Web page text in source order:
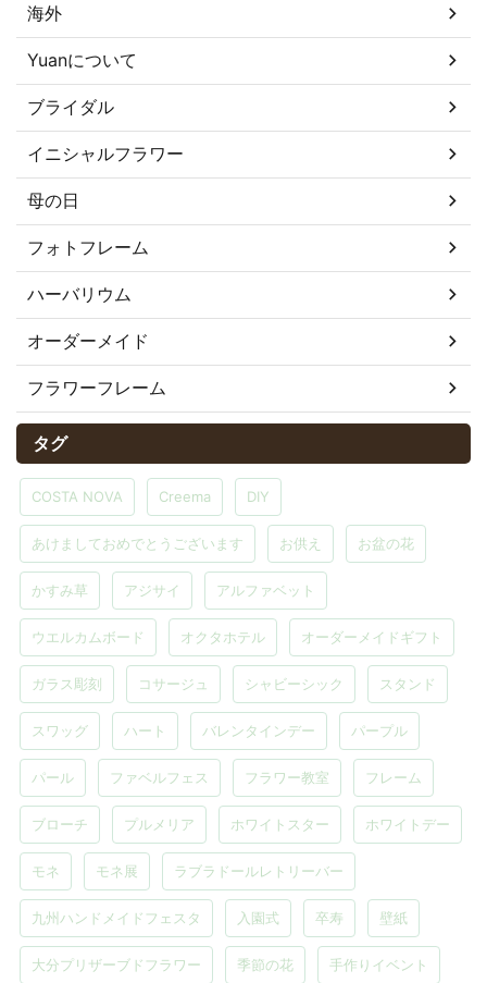
海外
Yuanについて
ブライダル
イニシャルフラワー
母の日
フォトフレーム
ハーバリウム
オーダーメイド
フラワーフレーム
タグ
COSTA NOVA Creema DIY
あけましておめでとうございます お供え お盆の花
かすみ草 アジサイ アルファベット
ウエルカムボード オクタホテル オーダーメイドギフト
ガラス彫刻 コサージュ シャビーシック スタンド
スワッグ ハート バレンタインデー パープル
パール ファベルフェス フラワー教室 フレーム
ブローチ プルメリア ホワイトスター ホワイトデー
モネ モネ展 ラブラドールレトリーバー
九州ハンドメイドフェスタ 入園式 卒寿 壁紙
大分プリザーブドフラワー 季節の花 手作りイベント